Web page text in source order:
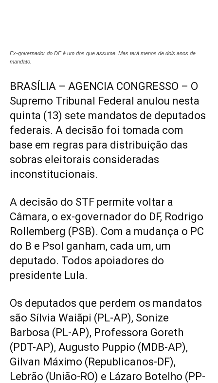
Ex-governador do DF é um dos que assume. Mas terá menos de dois anos de
mandato.
BRASÍLIA – AGENCIA CONGRESSO – O
Supremo Tribunal Federal anulou nesta
quinta (13) sete mandatos de deputados
federais. A decisão foi tomada com
base em regras para distribuição das
sobras eleitorais consideradas
inconstitucionais.
A decisão do STF permite voltar a
Câmara, o ex-governador do DF, Rodrigo
Rollemberg (PSB). Com a mudança o PC
do B e Psol ganham, cada um, um
deputado. Todos apoiadores do
presidente Lula.
Os deputados que perdem os mandatos
são Sílvia Waiãpi (PL-AP), Sonize
Barbosa (PL-AP), Professora Goreth
(PDT-AP), Augusto Puppio (MDB-AP),
Gilvan Máximo (Republicanos-DF),
Lebrão (União-RO) e Lázaro Botelho (PP-